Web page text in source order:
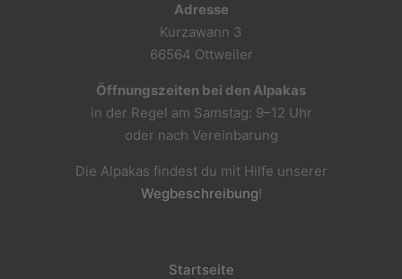
Adresse
Kurzawann 3
66564 Ottweiler
Öffnungszeiten bei den Alpakas
in der Regel am Samstag: 9–12 Uhr
oder nach Vereinbarung
Die Alpakas findest du mit Hilfe unserer
Wegbeschreibung!
Startseite